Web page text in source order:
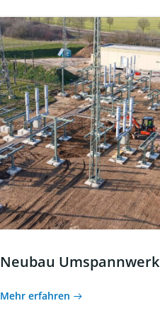
Neubau Umspannwerk
Mehr erfahren